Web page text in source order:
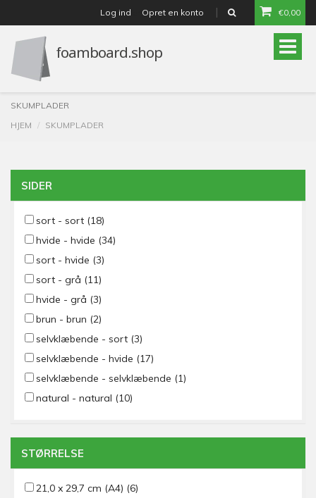
Log ind Opret en konto €0,00
Toggle
SKUMPLADER
HJEM
SKUMPLADER
SIDER
sort - sort (18)
hvide - hvide (34)
sort - hvide (3)
sort - grå (11)
hvide - grå (3)
brun - brun (2)
selvklæbende - sort (3)
selvklæbende - hvide (17)
selvklæbende - selvklæbende (1)
natural - natural (10)
STØRRELSE
21,0 x 29,7 cm (A4) (6)